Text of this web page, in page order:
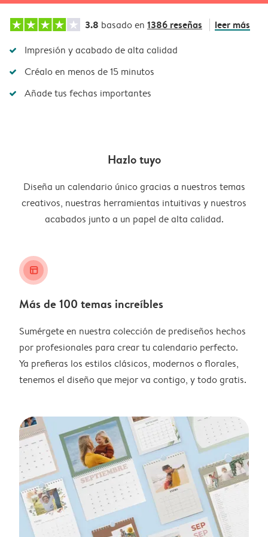
3.8 basado en 1386 reseñas leer más
Impresión y acabado de alta calidad
Créalo en menos de 15 minutos
Añade tus fechas importantes
Hazlo tuyo
Diseña un calendario único gracias a nuestros temas
creativos, nuestras herramientas intuitivas y nuestros
acabados junto a un papel de alta calidad.
layout_alt
Más de 100 temas increíbles
Sumérgete en nuestra colección de prediseños hechos
por profesionales para crear tu calendario perfecto.
Ya prefieras los estilos clásicos, modernos o florales,
tenemos el diseño que mejor va contigo, y todo gratis.